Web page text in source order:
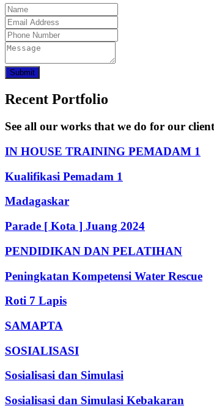
Submit
Recent Portfolio
See all our works that we do for our
IN HOUSE TRAINING PEMADAM 1
Kualifikasi Pemadam 1
Madagaskar
Parade [ Kota ] Juang 2024
PENDIDIKAN DAN PELATIHAN
Peningkatan Kompetensi Water Rescue
Roti 7 Lapis
SAMAPTA
SOSIALISASI
Sosialisasi dan Simulasi
Sosialisasi dan Simulasi Kebakaran